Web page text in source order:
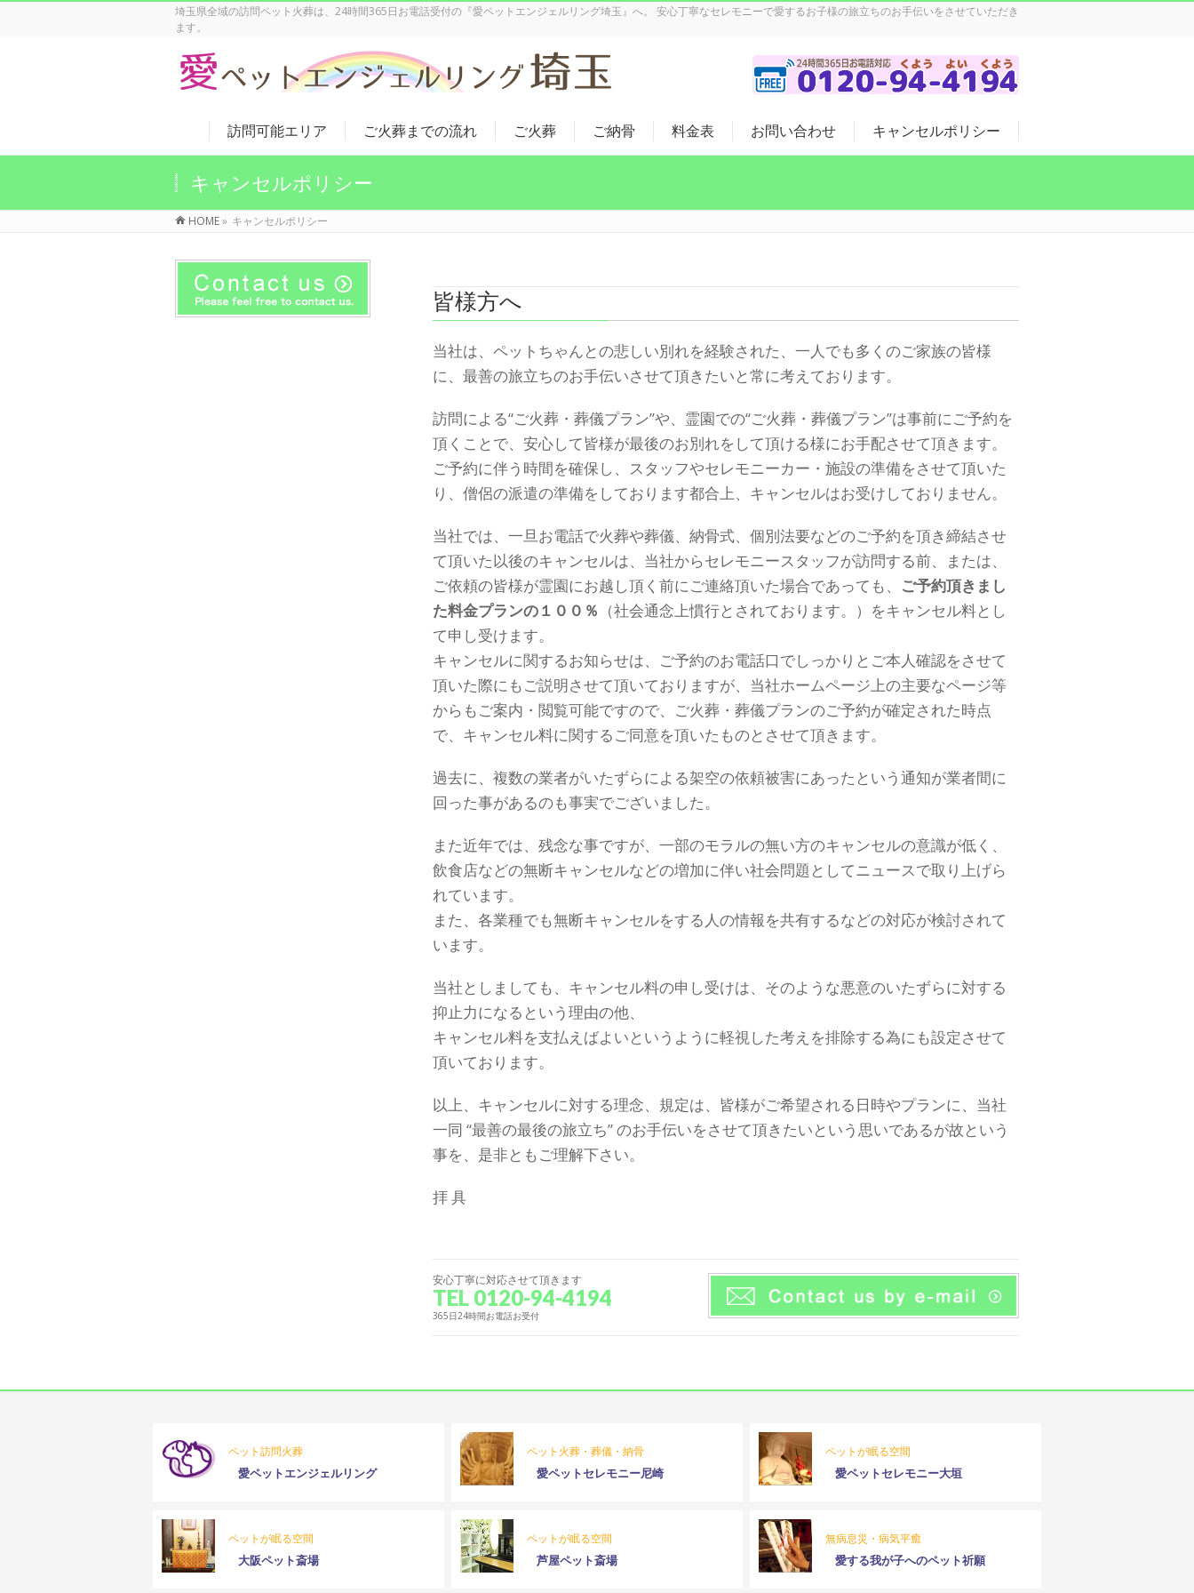
埼玉県全域の訪問ペット火葬は、24時間365日お電話受付の『愛ペットエンジェルリング埼玉』へ。 安心丁寧なセレモニーで愛するお子様の旅立ちのお手伝いをさせていただき
ます。
訪問可能エリア ご火葬までの流れ ご火葬 ご納骨 料金表 お問い合わせ キャンセルポリシー
キャンセルポリシー
HOME» キャンセルポリシー
皆様方へ
当社は、ペットちゃんとの悲しい別れを経験された、一人でも多くのご家族の皆様
に、最善の旅立ちのお手伝いさせて頂きたいと常に考えております。
訪問による“ご火葬・葬儀プラン”や、霊園での“ご火葬・葬儀プラン”は事前にご予約を
頂くことで、安心して皆様が最後のお別れをして頂ける様にお手配させて頂きます。
ご予約に伴う時間を確保し、スタッフやセレモニーカー・施設の準備をさせて頂いた
り、僧侶の派遣の準備をしております都合上、キャンセルはお受けしておりません。
当社では、一旦お電話で火葬や葬儀、納骨式、個別法要などのご予約を頂き締結させ
て頂いた以後のキャンセルは、当社からセレモニースタッフが訪問する前、または、
ご依頼の皆様が霊園にお越し頂く前にご連絡頂いた場合であっても、 ご予約頂きまし
た料金プランの１００％ （社会通念上慣行とされております。）をキャンセル料とし
て申し受けます。
キャンセルに関するお知らせは、ご予約のお電話口でしっかりとご本人確認をさせて
頂いた際にもご説明させて頂いておりますが、当社ホームページ上の主要なページ等
からもご案内・閲覧可能ですので、ご火葬・葬儀プランのご予約が確定された時点
で、キャンセル料に関するご同意を頂いたものとさせて頂きます。
過去に、複数の業者がいたずらによる架空の依頼被害にあったという通知が業者間に
回った事があるのも事実でございました。
また近年では、残念な事ですが、一部のモラルの無い方のキャンセルの意識が低く、
飲食店などの無断キャンセルなどの増加に伴い社会問題としてニュースで取り上げら
れています。
また、各業種でも無断キャンセルをする人の情報を共有するなどの対応が検討されて
います。
当社としましても、キャンセル料の申し受けは、そのような悪意のいたずらに対する
抑止力になるという理由の他、
キャンセル料を支払えばよいというように軽視した考えを排除する為にも設定させて
頂いております。
以上、キャンセルに対する理念、規定は、皆様がご希望される日時やプランに、当社
一同 “最善の最後の旅立ち” のお手伝いをさせて頂きたいという思いであるが故という
事を、是非ともご理解下さい。
拝 具
安心丁寧に対応させて頂きます
TEL 0120-94-4194
365日24時間お電話お受付
ペット訪問火葬
愛ペットエンジェルリング
ペット火葬・葬儀・納骨
愛ペットセレモニー尼崎
ペットが眠る空間
愛ペットセレモニー大垣
ペットが眠る空間
大阪ペット斎場
ペットが眠る空間
芦屋ペット斎場
無病息災・病気平癒
愛する我が子へのペット祈願